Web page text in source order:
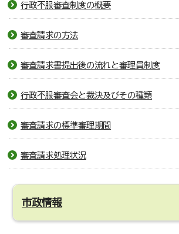
行政不服審査制度の概要
審査請求の方法
審査請求書提出後の流れと審理員制度
行政不服審査会と裁決及びその種類
審査請求の標準審理期間
審査請求処理状況
市政情報